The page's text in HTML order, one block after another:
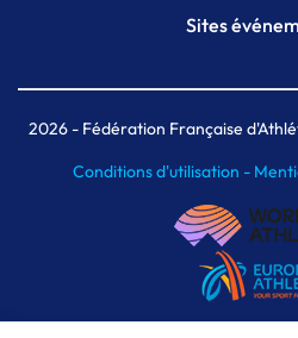
Plateforme
Sites
Meeting de
MAIF Ekiden
2026- Fédération Française
Conditions d'utilisation -